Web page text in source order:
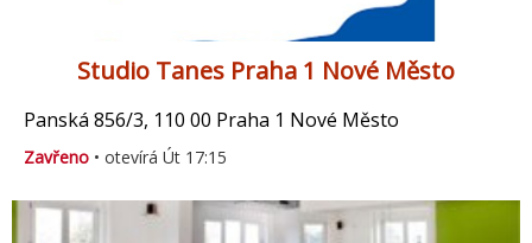
Studio Tanes Praha 1 Nové Město
Panská 856/3, 110 00 Praha 1 Nové Město
Zavřeno • otevírá Út 17:15